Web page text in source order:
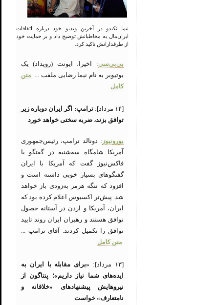
نیما تکیدو در آخرین ویدیو خود درباره اتفاقات
ایران‌مال به مخاطبانش توضیح داد و بر حمایت خود
از طرفدارانش تاکید کرد.
بی‌بی‌سی: اخیرا، ایونت (رویداد) یک
یوتیوبر به نام نیما رضایی ملقب ... متن
کامل
[۱۴ مرداد]:
ترامپ: اگر ایران دوباره زیر
توافق بزند، ضربه سختی خواهد خورد
یورونیوز : دونالد ترامپ، رئیس‌جمهوری
آمریکا شامگاه سه‌شنبه در گفتگو با
فاکس‌نیوز گفت که آمریکا با ایران
گفتگوهای بسیار خوبی داشته است و
افزود که تنگه هرمز به‌زودی باز خواهد
شد. پیش‌تر اکسیوس اعلام کرده بود که
ایران، آمریکا و اردن در آستانه حصول
توافق هستند و رهبران ایران روند تایید
توافق را تکمیل کردند. آقای ترامپ ...
متن کامل
[۱۳ مرداد]:
«برای مقابله با ایران به
ایده‌های شما نیاز داریم»؛ پنتاگون از
نیروهایش پیشنهادهای «خلاقانه و
نامتعارف» خواست